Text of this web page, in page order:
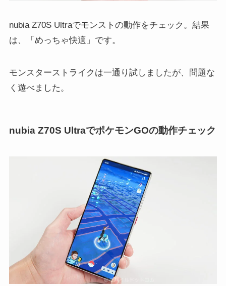
nubia Z70S Ultraでモンストの動作をチェック。結果
は、「めっちゃ快適」です。
モンスターストライクは一通り試しましたが、問題な
く遊べました。
nubia Z70S UltraでポケモンGOの動作チェック